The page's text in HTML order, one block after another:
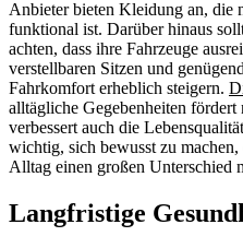
Anbieter bieten Kleidung an, die
funktional ist. Darüber hinaus
achten, dass ihre Fahrzeuge
verstellbaren Sitzen und
Fahrkomfort erheblich steigern.
alltägliche Gegebenheiten
verbessert auch die
wichtig, sich bewusst zu
Alltag einen großen Unterschied
Langfristige